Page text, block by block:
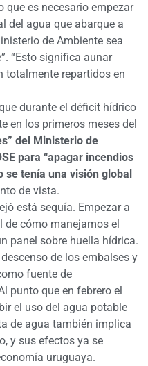
que es necesario empezar
del agua que abarque a
de Ambiente sea
“Esto significa aunar
totalmente repartidos en
durante el déficit hídrico
en los primeros meses del
del Ministerio de
para “apagar incendios
se tenía una visión global
de vista.
está sequía. Empezar a
cómo manejamos el
panel sobre huella hídrica.
de los embalses y
fuente de
punto que en febrero el
el uso del agua potable
de agua también implica
y sus efectos ya se
uruguaya.